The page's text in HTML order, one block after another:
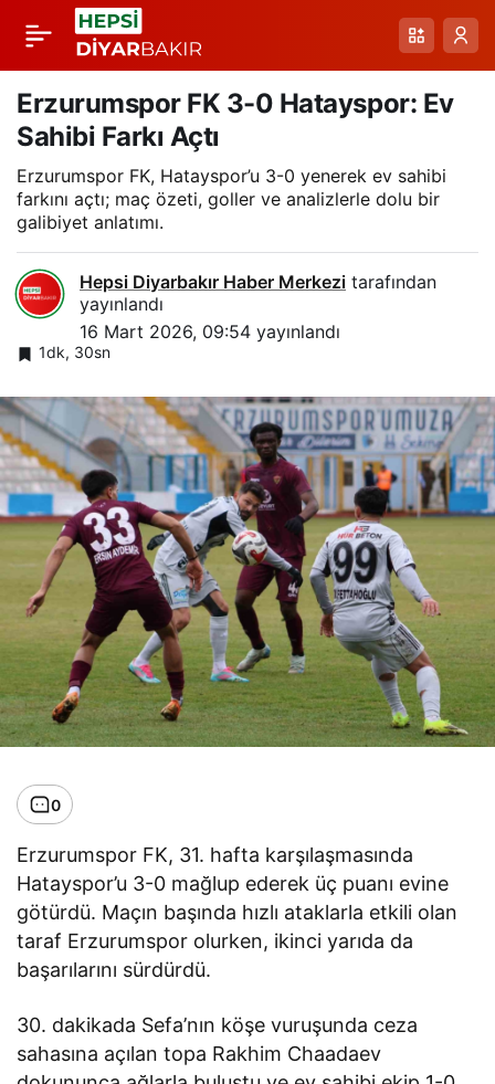
Erzurumspor FK 3-0 Hatayspor: Ev
Sahibi Farkı Açtı
Erzurumspor FK, Hatayspor’u 3-0 yenerek ev sahibi
farkını açtı; maç özeti, goller ve analizlerle dolu bir
galibiyet anlatımı.
Hepsi Diyarbakır Haber Merkezi tarafından
yayınlandı
16 Mart 2026, 09:54 yayınlandı
1dk, 30sn
0
Erzurumspor FK, 31. hafta karşılaşmasında
Hatayspor’u 3-0 mağlup ederek üç puanı evine
götürdü. Maçın başında hızlı ataklarla etkili olan
taraf Erzurumspor olurken, ikinci yarıda da
başarılarını sürdürdü.
30. dakikada Sefa’nın köşe vuruşunda ceza
sahasına açılan topa Rakhim Chaadaev
12 Bingölspor-Ağrı
1970 Spor: 2-2’lik
Gergin Beraberlik ve
Gollerle Dolu Maç
Özeti
Paylaş